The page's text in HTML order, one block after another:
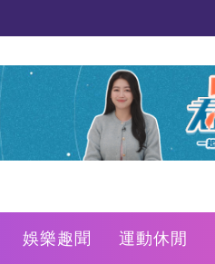
娛樂趣聞 運動休閒